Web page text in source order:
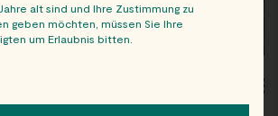
alt sind und Ihre Zustimmung zu
geben möchten, müssen Sie Ihre
um Erlaubnis bitten.
a list of service groups for which consent